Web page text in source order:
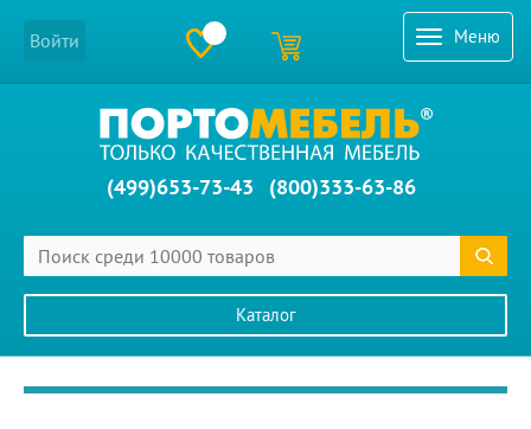
Меню
Войти
(499)653-73-43 (800)333-63-86
Каталог
Главное меню сайта